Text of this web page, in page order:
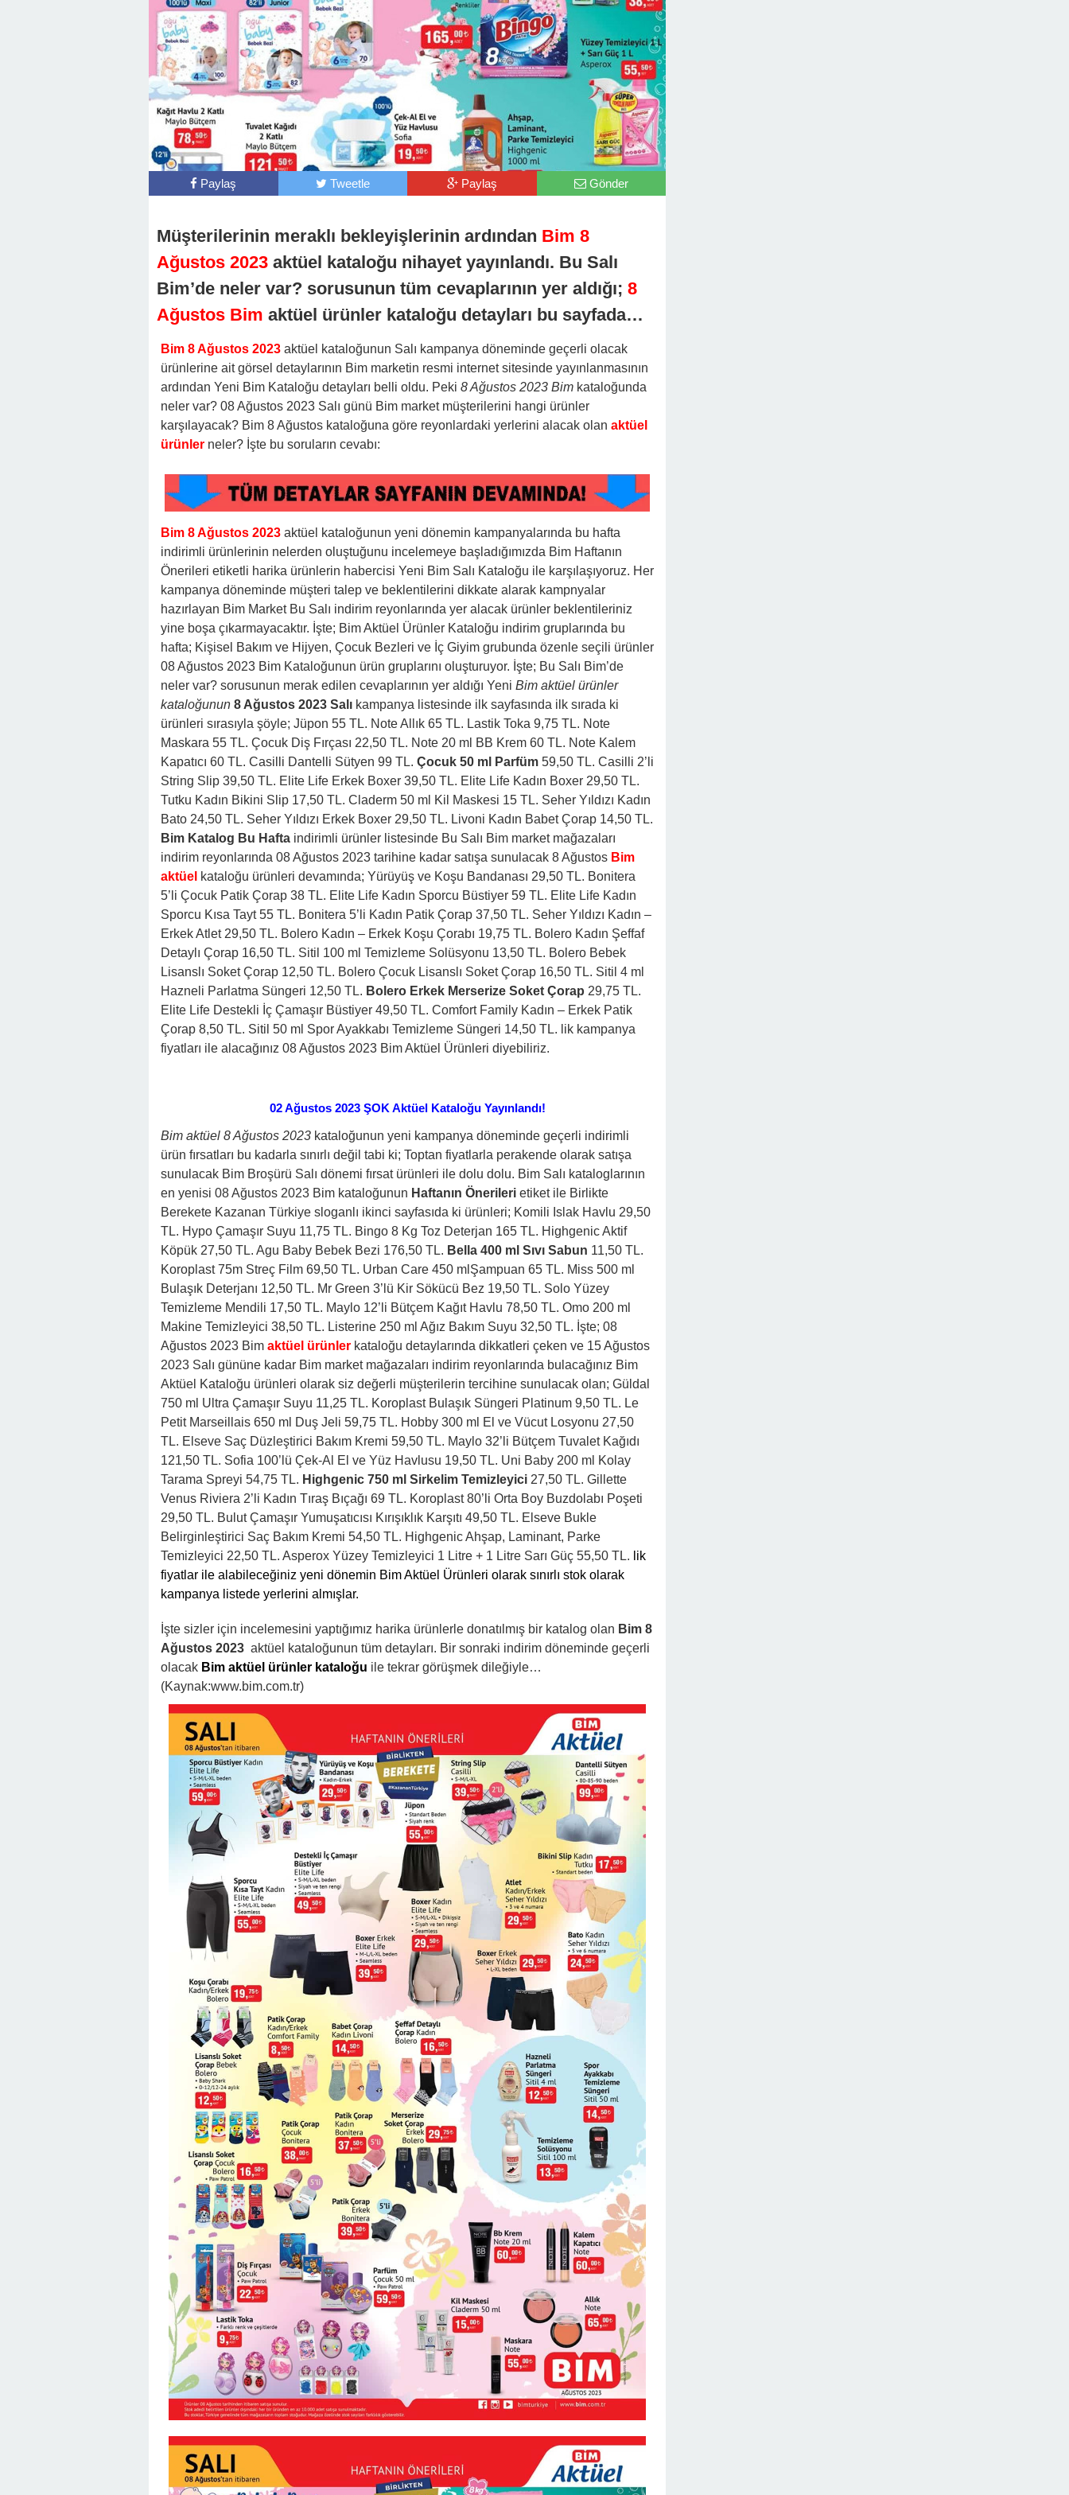
Paylaş Tweetle Paylaş Gönder
Müşterilerinin meraklı bekleyişlerinin ardından Bim 8
Ağustos 2023 aktüel kataloğu nihayet yayınlandı. Bu Salı
Bim’de neler var? sorusunun tüm cevaplarının yer aldığı; 8
Ağustos Bim aktüel ürünler kataloğu detayları bu sayfada…
Bim 8 Ağustos 2023 aktüel kataloğunun Salı kampanya döneminde geçerli olacak
ürünlerine ait görsel detaylarının Bim marketin resmi internet sitesinde yayınlanmasının
ardından Yeni Bim Kataloğu detayları belli oldu. Peki 8 Ağustos 2023 Bim kataloğunda
neler var? 08 Ağustos 2023 Salı günü Bim market müşterilerini hangi ürünler
karşılayacak? Bim 8 Ağustos kataloğuna göre reyonlardaki yerlerini alacak olan aktüel
ürünler neler? İşte bu soruların cevabı:
Bim 8 Ağustos 2023 aktüel kataloğunun yeni dönemin kampanyalarında bu hafta
indirimli ürünlerinin nelerden oluştuğunu incelemeye başladığımızda Bim Haftanın
Önerileri etiketli harika ürünlerin habercisi Yeni Bim Salı Kataloğu ile karşılaşıyoruz. Her
kampanya döneminde müşteri talep ve beklentilerini dikkate alarak kampnyalar
hazırlayan Bim Market Bu Salı indirim reyonlarında yer alacak ürünler beklentileriniz
yine boşa çıkarmayacaktır. İşte; Bim Aktüel Ürünler Kataloğu indirim gruplarında bu
hafta; Kişisel Bakım ve Hijyen, Çocuk Bezleri ve İç Giyim grubunda özenle seçili ürünler
08 Ağustos 2023 Bim Kataloğunun ürün gruplarını oluşturuyor. İşte; Bu Salı Bim’de
neler var? sorusunun merak edilen cevaplarının yer aldığı Yeni Bim aktüel ürünler
kataloğunun 8 Ağustos 2023 Salı kampanya listesinde ilk sayfasında ilk sırada ki
ürünleri sırasıyla şöyle; Jüpon 55 TL. Note Allık 65 TL. Lastik Toka 9,75 TL. Note
Maskara 55 TL. Çocuk Diş Fırçası 22,50 TL. Note 20 ml BB Krem 60 TL. Note Kalem
Kapatıcı 60 TL. Casilli Dantelli Sütyen 99 TL. Çocuk 50 ml Parfüm 59,50 TL. Casilli 2’li
String Slip 39,50 TL. Elite Life Erkek Boxer 39,50 TL. Elite Life Kadın Boxer 29,50 TL.
Tutku Kadın Bikini Slip 17,50 TL. Claderm 50 ml Kil Maskesi 15 TL. Seher Yıldızı Kadın
Bato 24,50 TL. Seher Yıldızı Erkek Boxer 29,50 TL. Livoni Kadın Babet Çorap 14,50 TL.
Bim Katalog Bu Hafta indirimli ürünler listesinde Bu Salı Bim market mağazaları
indirim reyonlarında 08 Ağustos 2023 tarihine kadar satışa sunulacak 8 Ağustos Bim
aktüel kataloğu ürünleri devamında; Yürüyüş ve Koşu Bandanası 29,50 TL. Bonitera
5’li Çocuk Patik Çorap 38 TL. Elite Life Kadın Sporcu Büstiyer 59 TL. Elite Life Kadın
Sporcu Kısa Tayt 55 TL. Bonitera 5’li Kadın Patik Çorap 37,50 TL. Seher Yıldızı Kadın –
Erkek Atlet 29,50 TL. Bolero Kadın – Erkek Koşu Çorabı 19,75 TL. Bolero Kadın Şeffaf
Detaylı Çorap 16,50 TL. Sitil 100 ml Temizleme Solüsyonu 13,50 TL. Bolero Bebek
Lisanslı Soket Çorap 12,50 TL. Bolero Çocuk Lisanslı Soket Çorap 16,50 TL. Sitil 4 ml
Hazneli Parlatma Süngeri 12,50 TL. Bolero Erkek Merserize Soket Çorap 29,75 TL.
Elite Life Destekli İç Çamaşır Büstiyer 49,50 TL. Comfort Family Kadın – Erkek Patik
Çorap 8,50 TL. Sitil 50 ml Spor Ayakkabı Temizleme Süngeri 14,50 TL. lik kampanya
fiyatları ile alacağınız 08 Ağustos 2023 Bim Aktüel Ürünleri diyebiliriz.
02 Ağustos 2023 ŞOK Aktüel Kataloğu Yayınlandı!
Bim aktüel 8 Ağustos 2023 kataloğunun yeni kampanya döneminde geçerli indirimli
ürün fırsatları bu kadarla sınırlı değil tabi ki; Toptan fiyatlarla perakende olarak satışa
sunulacak Bim Broşürü Salı dönemi fırsat ürünleri ile dolu dolu. Bim Salı kataloglarının
en yenisi 08 Ağustos 2023 Bim kataloğunun Haftanın Önerileri etiket ile Birlikte
Berekete Kazanan Türkiye sloganlı ikinci sayfasıda ki ürünleri; Komili Islak Havlu 29,50
TL. Hypo Çamaşır Suyu 11,75 TL. Bingo 8 Kg Toz Deterjan 165 TL. Highgenic Aktif
Köpük 27,50 TL. Agu Baby Bebek Bezi 176,50 TL. Bella 400 ml Sıvı Sabun 11,50 TL.
Koroplast 75m Streç Film 69,50 TL. Urban Care 450 mlŞampuan 65 TL. Miss 500 ml
Bulaşık Deterjanı 12,50 TL. Mr Green 3’lü Kir Sökücü Bez 19,50 TL. Solo Yüzey
Temizleme Mendili 17,50 TL. Maylo 12’li Bütçem Kağıt Havlu 78,50 TL. Omo 200 ml
Makine Temizleyici 38,50 TL. Listerine 250 ml Ağız Bakım Suyu 32,50 TL. İşte; 08
Ağustos 2023 Bim aktüel ürünler kataloğu detaylarında dikkatleri çeken ve 15 Ağustos
2023 Salı gününe kadar Bim market mağazaları indirim reyonlarında bulacağınız Bim
Aktüel Kataloğu ürünleri olarak siz değerli müşterilerin tercihine sunulacak olan; Güldal
750 ml Ultra Çamaşır Suyu 11,25 TL. Koroplast Bulaşık Süngeri Platinum 9,50 TL. Le
Petit Marseillais 650 ml Duş Jeli 59,75 TL. Hobby 300 ml El ve Vücut Losyonu 27,50
TL. Elseve Saç Düzleştirici Bakım Kremi 59,50 TL. Maylo 32’li Bütçem Tuvalet Kağıdı
121,50 TL. Sofia 100’lü Çek-Al El ve Yüz Havlusu 19,50 TL. Uni Baby 200 ml Kolay
Tarama Spreyi 54,75 TL. Highgenic 750 ml Sirkelim Temizleyici 27,50 TL. Gillette
Venus Riviera 2’li Kadın Tıraş Bıçağı 69 TL. Koroplast 80’li Orta Boy Buzdolabı Poşeti
29,50 TL. Bulut Çamaşır Yumuşatıcısı Kırışıklık Karşıtı 49,50 TL. Elseve Bukle
Belirginleştirici Saç Bakım Kremi 54,50 TL. Highgenic Ahşap, Laminant, Parke
Temizleyici 22,50 TL. Asperox Yüzey Temizleyici 1 Litre + 1 Litre Sarı Güç 55,50 TL. lik
fiyatlar ile alabileceğiniz yeni dönemin Bim Aktüel Ürünleri olarak sınırlı stok olarak
kampanya listede yerlerini almışlar.
İşte sizler için incelemesini yaptığımız harika ürünlerle donatılmış bir katalog olan Bim 8
Ağustos 2023 aktüel kataloğunun tüm detayları. Bir sonraki indirim döneminde geçerli
olacak Bim aktüel ürünler kataloğu ile tekrar görüşmek dileğiyle…
(Kaynak:www.bim.com.tr)